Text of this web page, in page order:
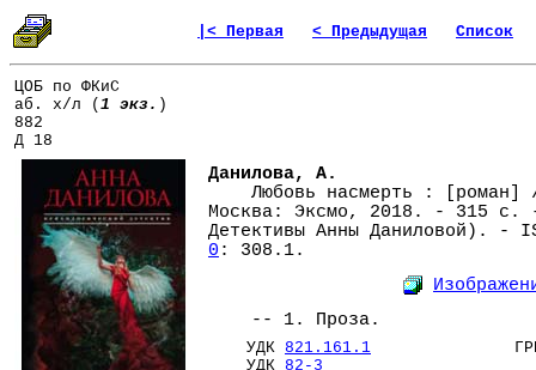
|< Первая < Предыдущая Список
ЦОБ по ФКиС
аб. х/л ( 1 экз. )
882
Д 18
Данилова, А.
Любовь насмерть : [роман] /
Москва: Эксмо, 2018. - 315 с.
Детективы Анны Даниловой). -
0 : 308.1.
-- 1. Проза.
УДК 821.161.1
УДК 82-3